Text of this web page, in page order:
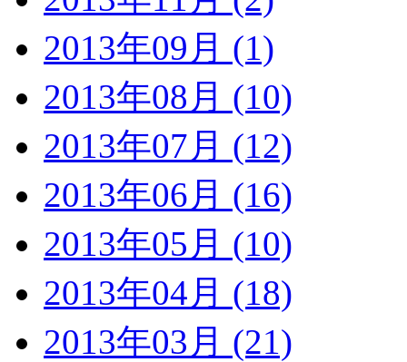
2013年09月 (1)
2013年08月 (10)
2013年07月 (12)
2013年06月 (16)
2013年05月 (10)
2013年04月 (18)
2013年03月 (21)